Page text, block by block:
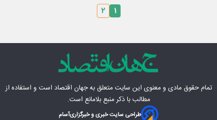
۱ ۲
تمام حقوق مادی‌ و معنوی این سایت متعلق بهجهان اقتصاد است و استفاده از
مطالب با ذکر منبع بلامانع است.
طراحی سایت خبری و خبرگزاریآسام